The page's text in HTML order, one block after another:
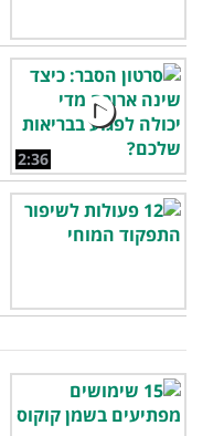
2:36